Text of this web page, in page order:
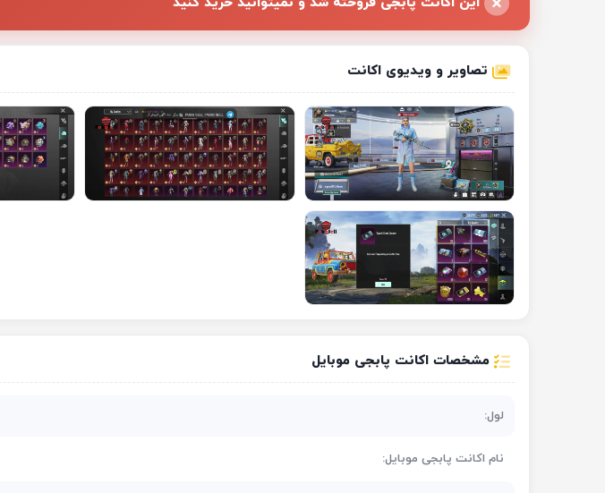
تصاویر و ویدیوی اکانت
مشخصات اکانت پابجی موبایل
لول:
نام اکانت پابجی موبایل: